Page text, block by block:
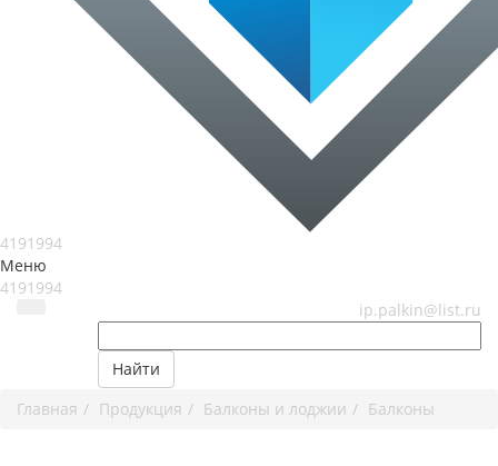
4191994
Меню
4191994
ip.palkin@list.ru
Найти
Главная
Продукция Балконы и лоджии Балконы